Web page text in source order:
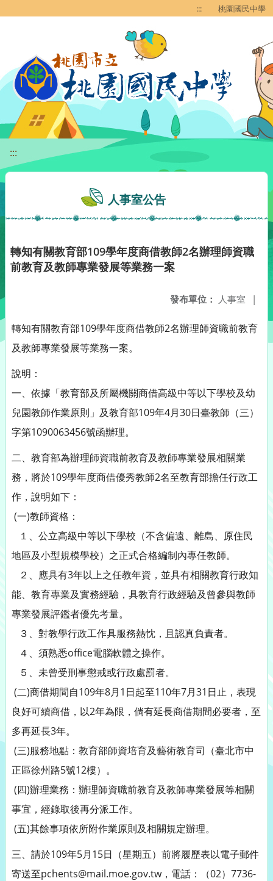
::: 桃園國民中學
:::
人事室公告
轉知有關教育部109學年度商借教師2名辦理師資職
前教育及教師專業發展等業務一案
發布單位： 人事室 |
轉知有關教育部109學年度商借教師2名辦理師資職前教育
及教師專業發展等業務一案。
說明：
一、依據「教育部及所屬機關商借高級中等以下學校及幼
兒園教師作業原則」及教育部109年4月30日臺教師（三）
字第1090063456號函辦理。
二、教育部為辦理師資職前教育及教師專業發展相關業
務，將於109學年度商借優秀教師2名至教育部擔任行政工
作，說明如下：
(一)教師資格：
１、公立高級中等以下學校（不含偏遠、離島、原住民
地區及小型規模學校）之正式合格編制內專任教師。
２、應具有3年以上之任教年資，並具有相關教育行政知
能、教育專業及實務經驗，具教育行政經驗及曾參與教師
專業發展評鑑者優先考量。
３、對教學行政工作具服務熱忱，且認真負責者。
４、須熟悉office電腦軟體之操作。
５、未曾受刑事懲戒或行政處罰者。
(二)商借期間自109年8月1日起至110年7月31日止，表現
良好可續商借，以2年為限，倘有延長商借期間必要者，至
多再延長3年。
(三)服務地點：教育部師資培育及藝術教育司（臺北市中
正區徐州路5號12樓）。
(四)辦理業務：辦理師資職前教育及教師專業發展等相關
事宜，經錄取後再分派工作。
(五)其餘事項依所附作業原則及相關規定辦理。
三、請於109年5月15日（星期五）前將履歷表以電子郵件
寄送至pchents@mail.moe.gov.tw，電話：（02）7736-